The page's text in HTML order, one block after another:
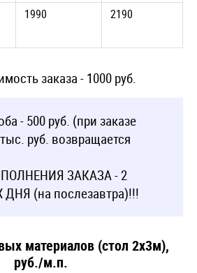
1990 2190
заказа - 1000 руб.
- 500 руб. (при заказе
руб. возвращается
ЗАКАЗА - 2
(на послезавтра)!!!
материалов (стол 2х3м),
руб./м.п.